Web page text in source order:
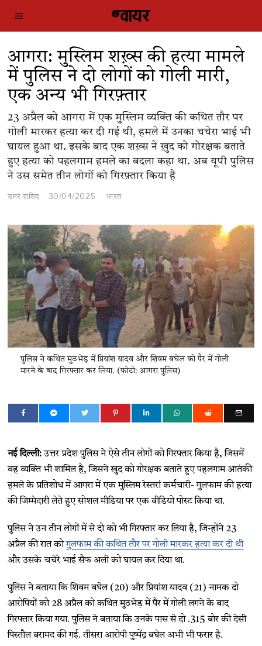
आगरा: मुस्लिम शख़्स की हत्या मामले
में पुलिस ने दो लोगों को गोली मारी,
एक अन्य भी गिरफ़्तार
23 अप्रैल को आगरा में एक मुस्लिम व्यक्ति की कथित तौर पर
गोली मारकर हत्या कर दी गई थी, हमले में उनका चचेरा भाई भी
घायल हुआ था. इसके बाद एक शख़्स ने ख़ुद को गोरक्षक बताते
हुए हत्या को पहलगाम हमले का बदला कहा था. अब यूपी पुलिस
ने उस समेत तीन लोगों को गिरफ़्तार किया है
उमर राशिद 30/04/2025 भारत
पुलिस ने कथित मुठभेड़ में प्रियांश यादव और शिवम बघेल को पैर में गोली
मारने के बाद गिरफ्तार कर लिया. (फोटो: आगरा पुलिस)
नई दिल्ली:उत्तर प्रदेश पुलिस ने ऐसे तीन लोगों को गिरफ्तार किया है, जिसमें
वह व्यक्ति भी शामिल है, जिसने खुद को गोरक्षक बताते हुए पहलगाम आतंकी
हमले के प्रतिशोध में आगरा में एक मुस्लिम रेस्तरां कर्मचारी- गुलफाम की हत्या
की जिम्मेदारी लेते हुए सोशल मीडिया पर एक वीडियो पोस्ट किया था.
पुलिस ने उन तीन लोगों में से दो को भी गिरफ्तार कर लिया है, जिन्होंने 23
अप्रैल की रात कोगुलफाम की कथित तौर पर गोली मारकर हत्या कर दी थी
और उसके चचेरे भाई सैफ अली को घायल कर दिया था.
पुलिस ने बताया कि शिवम बघेल (20) और प्रियांश यादव (21) नामक दो
आरोपियों को 28 अप्रैल को कथित मुठभेड़ में पैर में गोली लगने के बाद
गिरफ्तार किया गया. पुलिस ने बताया कि उनके पास से दो .315 बोर की देसी
पिस्तौल बरामद की गई. तीसरा आरोपी पुष्पेंद्र बघेल अभी भी फरार है.